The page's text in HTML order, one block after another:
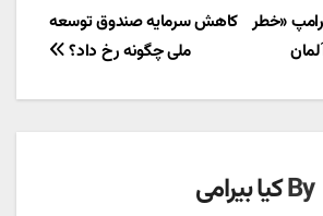
کاهش سرمایه صندوق توسعه
ملی چگونه رخ داد؟
«خطر
Byکیا بیرامی